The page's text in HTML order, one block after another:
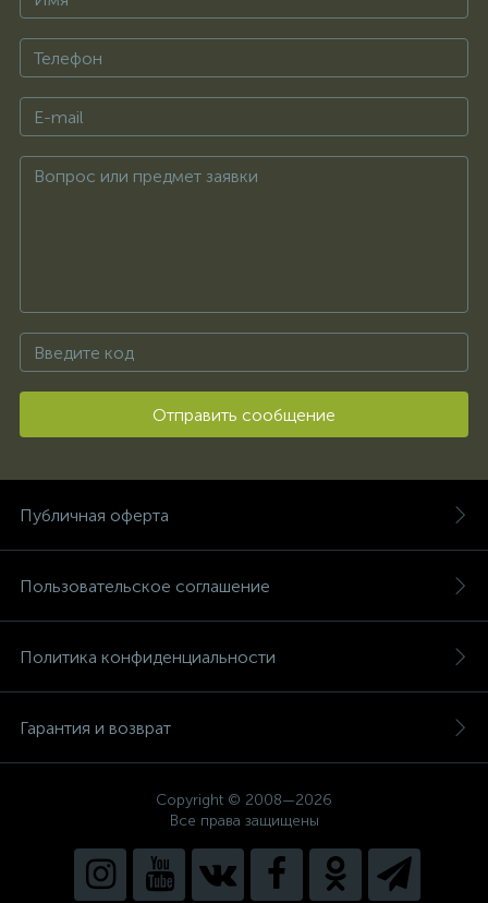
Отправить сообщение
Публичная оферта
Пользовательское соглашение
Политика конфиденциальности
Гарантия и возврат
Copyright © 2008—2026
Все права защищены